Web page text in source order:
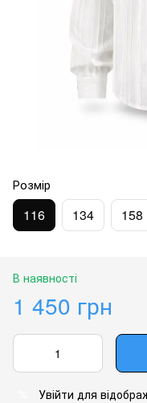
Розмір
116 134 158
В наявності
1 450 грн
Увійти для